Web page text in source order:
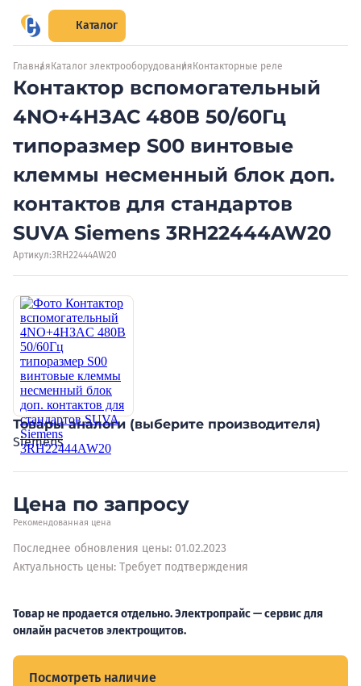
Каталог
Главная Каталог электрооборудования Контакторные реле
Контактор вспомогательный
4NO+4НЗAC 480В 50/60Гц
типоразмер S00 винтовые
клеммы несменный блок доп.
контактов для стандартов
SUVA Siemens 3RH22444AW20
Артикул:3RH22444AW20
Товары аналоги (выберите производителя)
Siemens
Цена по запросу
Рекомендованная цена
Последнее обновления цены: 01.02.2023
Актуальность цены: Требует подтверждения
Товар не продается отдельно. Электропрайс — сервис для
онлайн расчетов электрощитов.
Посмотреть наличие